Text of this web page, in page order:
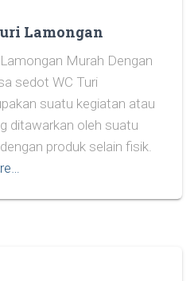
Lamongan
Murah Dengan
sedot WC Turi
suatu kegiatan atau
ditawarkan oleh suatu
produk selain fisik.